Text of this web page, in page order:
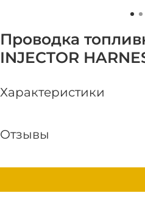
Проводка
INJECTOR
Характеристики
Отзывы